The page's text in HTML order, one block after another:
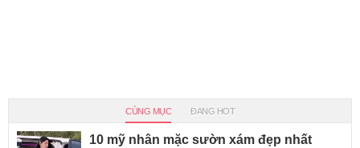
CÙNG MỤC ĐANG HOT
10 mỹ nhân mặc sườn xám đẹp nhất